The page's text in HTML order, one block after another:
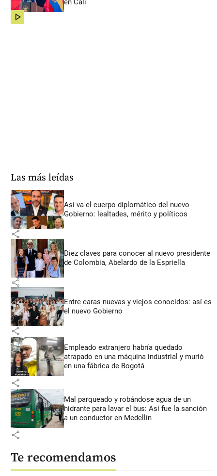
en Cali
share
Las más leídas
Así va el cuerpo diplomático del nuevo
Gobierno: lealtades, mérito y políticos
share
Diez claves para conocer al nuevo presidente
de Colombia, Abelardo de la Espriella
share
Entre caras nuevas y viejos conocidos: así es
el nuevo Gobierno
share
Empleado extranjero habría quedado
atrapado en una máquina industrial y murió
en una fábrica de Bogotá
share
Mal parqueado y robándose agua de un
hidrante para lavar el bus: Así fue la sanción
a un conductor en Medellín
share
Te recomendamos